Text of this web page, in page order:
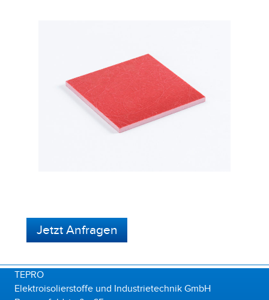
Jetzt Anfragen
TEPRO
Elektroisolierstoffe und Industrietechnik GmbH